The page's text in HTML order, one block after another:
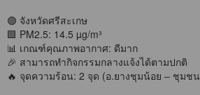
🟢 จังหวัดศรีสะเกษ
🟩 PM2.5: 14.5 µg/m³
📊 เกณฑ์คุณภาพอากาศ: ดีมาก
🎉 สามารถทำกิจกรรมกลางแจ้งได้ตามปกติ
🔥 จุดความร้อน: 2 จุด (อ.ยางชุมน้อย – ชุมช